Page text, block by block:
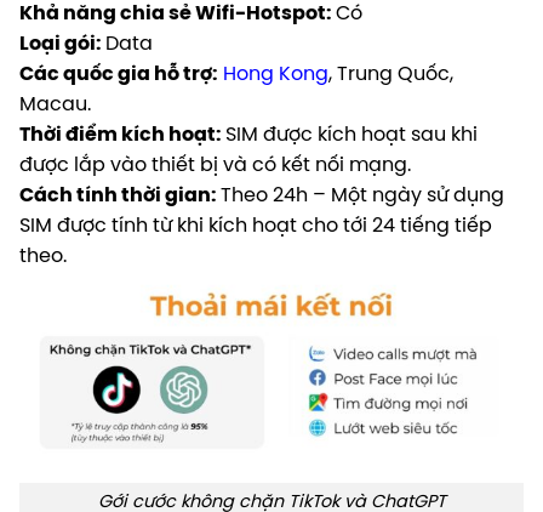
Khả năng chia sẻ Wifi-Hotspot: Có
Loại gói: Data
Các quốc gia hỗ trợ: Hong Kong, Trung Quốc,
Macau.
Thời điểm kích hoạt: SIM được kích hoạt sau khi
được lắp vào thiết bị và có kết nối mạng.
Cách tính thời gian: Theo 24h – Một ngày sử dụng
SIM được tính từ khi kích hoạt cho tới 24 tiếng tiếp
theo.
Gới cước không chặn TikTok và ChatGPT